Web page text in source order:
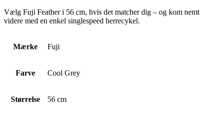
Vælg Fuji Feather i 56 cm, hvis det matcher dig – og kom nemt
videre med en enkel singlespeed herrecykel.
Mærke Fuji
Farve Cool Grey
Størrelse 56 cm